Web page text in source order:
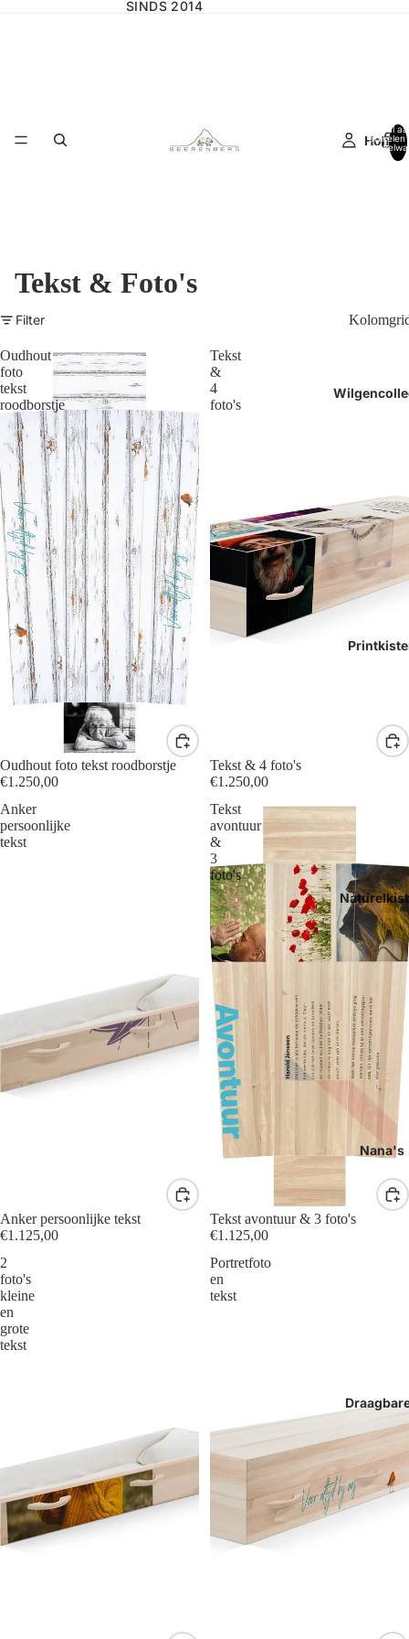
SINDS 2014
Home
Nana's
Totaal
artikelen
Tekst & Foto's
Filter
Oudhout
foto
tekst
roodborstje
Oudhout foto tekst roodborstje
€1.250,00
Tekst
&
4
foto's
Tekst & 4 foto's
€1.250,00
Anker
persoonlijke
tekst
Anker persoonlijke tekst
€1.125,00
Tekst
avontuur
&
3
foto's
Tekst avontuur & 3 foto's
€1.125,00
2
foto's
kleine
en
grote
tekst
Portretfoto
en
tekst